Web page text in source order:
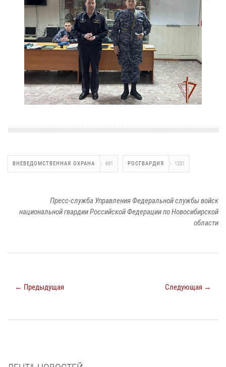
ВНЕВЕДОМСТВЕННАЯ ОХРАНА 691 РОСГВАРДИЯ 1231
Пресс-служба Управления Федеральной службы войск
национальной гвардии Российской Федерации по Новосибирской
области
← Предыдущая Следующая →